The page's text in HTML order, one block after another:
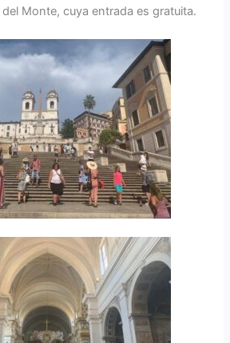
Monte, cuya entrada es gratuita.